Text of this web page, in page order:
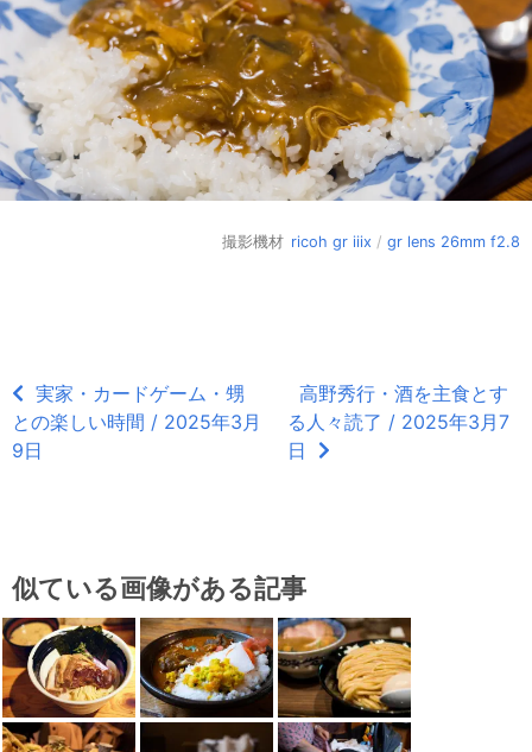
撮影機材 ricoh gr iiix / gr lens 26mm f2.8
実家・カードゲーム・甥
との楽しい時間 / 2025年3月
9日
高野秀行・酒を主食とす
る人々読了 / 2025年3月7
日
似ている画像がある記事